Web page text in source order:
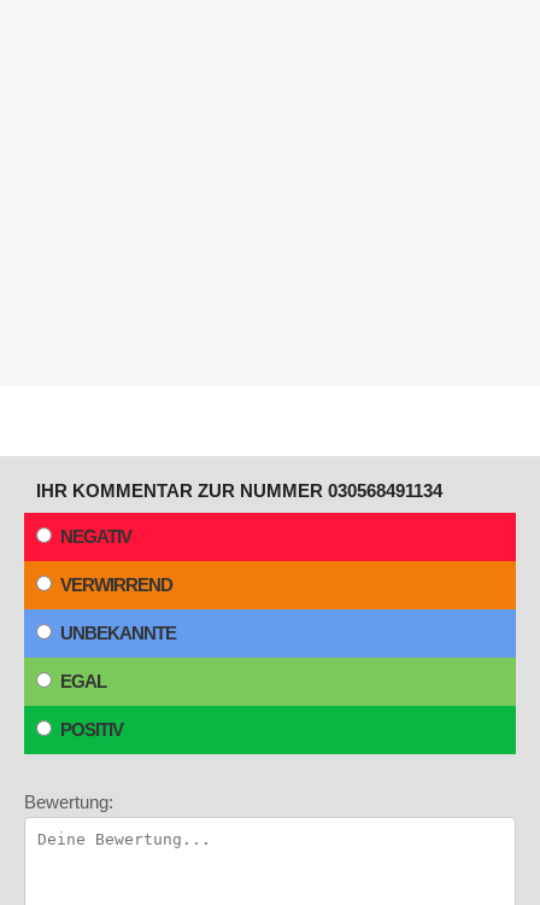
IHR KOMMENTAR ZUR NUMMER 030568491134
NEGATIV
VERWIRREND
UNBEKANNTE
EGAL
POSITIV
Bewertung: